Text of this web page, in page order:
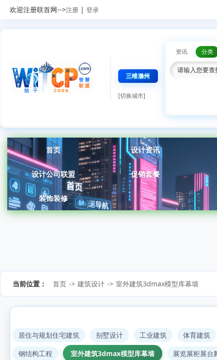
欢迎注册联首网-->注册 | 登录
三维滁州
[切换城市]
资讯 分类
首页 设计资讯
设计公司联盟 促销套餐
装饰装修
当前位置： 首页 -> 建筑设计 -> 室外建筑3dmax模型库幕墙
居住与规划住宅建筑 别墅设计 工业建筑
体育建筑
钢结构工程
室外建筑3dmax模型库幕墙 展览展柜展台